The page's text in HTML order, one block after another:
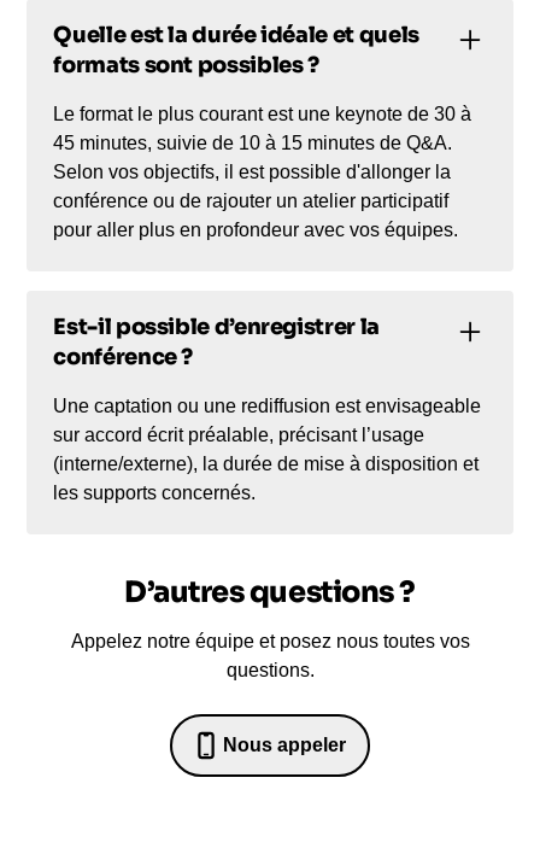
Quelle est la durée idéale et quels
formats sont possibles ?
Le format le plus courant est une keynote de 30 à
45 minutes, suivie de 10 à 15 minutes de Q&A.
Selon vos objectifs, il est possible d'allonger la
conférence ou de rajouter un atelier participatif
pour aller plus en profondeur avec vos équipes.
Est-il possible d’enregistrer la
conférence ?
Une captation ou une rediffusion est envisageable
sur accord écrit préalable, précisant l’usage
(interne/externe), la durée de mise à disposition et
les supports concernés.
D’autres questions ?
Appelez notre équipe et posez nous toutes vos
questions.
Nous appeler
07 82 68 65 18